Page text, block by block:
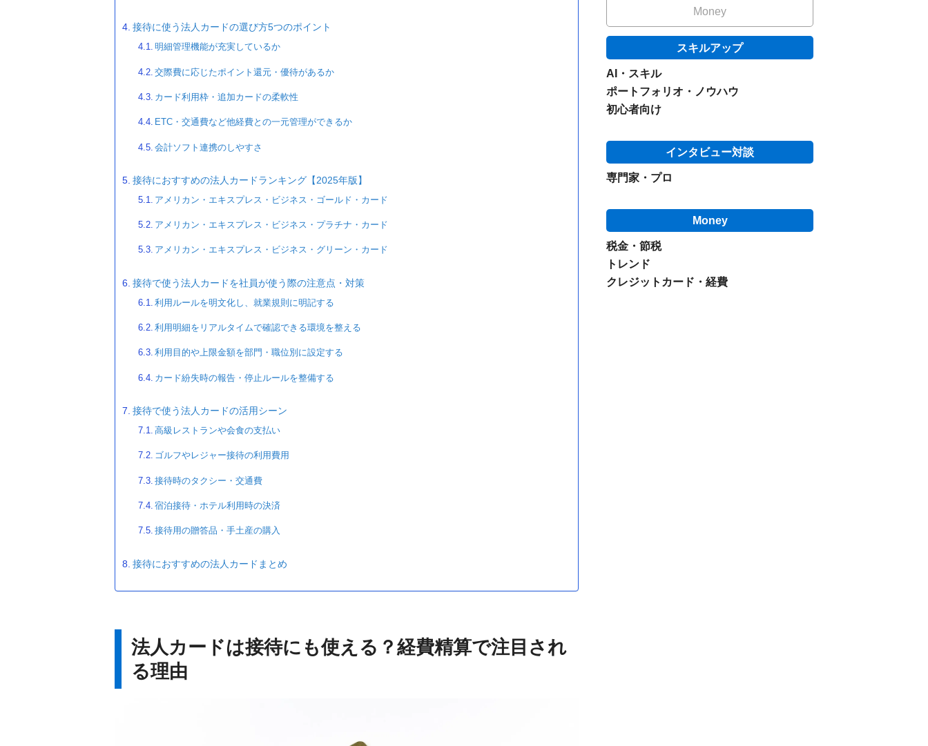
接待に使う法人カードの選び方5つのポイント
明細管理機能が充実しているか
交際費に応じたポイント還元・優待があるか
カード利用枠・追加カードの柔軟性
ETC・交通費など他経費との一元管理ができるか
会計ソフト連携のしやすさ
接待におすすめの法人カードランキング【2025年版】
アメリカン・エキスプレス・ビジネス・ゴールド・カード
アメリカン・エキスプレス・ビジネス・プラチナ・カード
アメリカン・エキスプレス・ビジネス・グリーン・カード
接待で使う法人カードを社員が使う際の注意点・対策
利用ルールを明文化し、就業規則に明記する
利用明細をリアルタイムで確認できる環境を整える
利用目的や上限金額を部門・職位別に設定する
カード紛失時の報告・停止ルールを整備する
接待で使う法人カードの活用シーン
高級レストランや会食の支払い
ゴルフやレジャー接待の利用費用
接待時のタクシー・交通費
宿泊接待・ホテル利用時の決済
接待用の贈答品・手土産の購入
接待におすすめの法人カードまとめ
法人カードは接待にも使える？経費精算で注目され
る理由
Money
スキルアップ
AI・スキル
ポートフォリオ・ノウハウ
初心者向け
インタビュー対談
専門家・プロ
Money
税金・節税
トレンド
クレジットカード・経費